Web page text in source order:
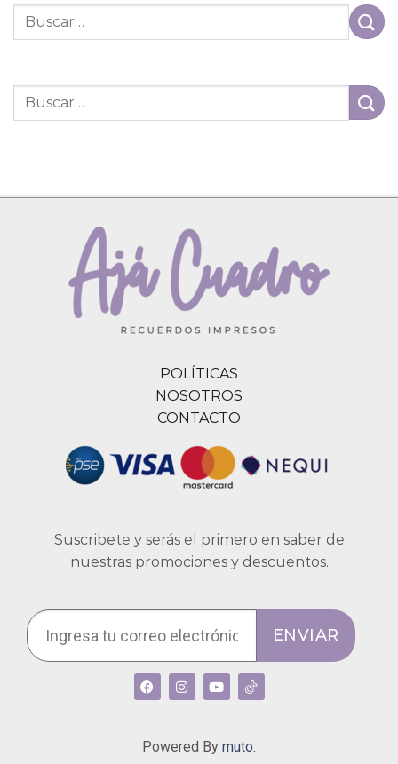
POLÍTICAS
NOSOTROS
CONTACTO
Suscribete y serás el primero en saber de
nuestras promociones y descuentos.
ENVIAR
Powered By muto.